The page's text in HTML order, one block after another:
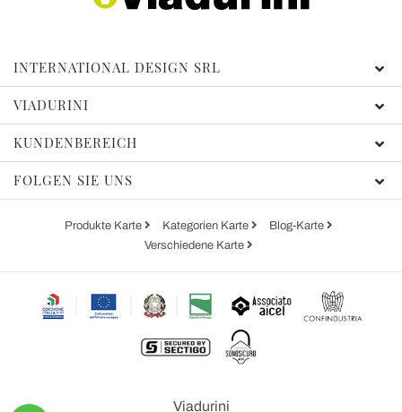
INTERNATIONAL DESIGN SRL
VIADURINI
KUNDENBEREICH
FOLGEN SIE UNS
Produkte Karte Kategorien Karte
Blog-Karte
Verschiedene Karte
Viadurini